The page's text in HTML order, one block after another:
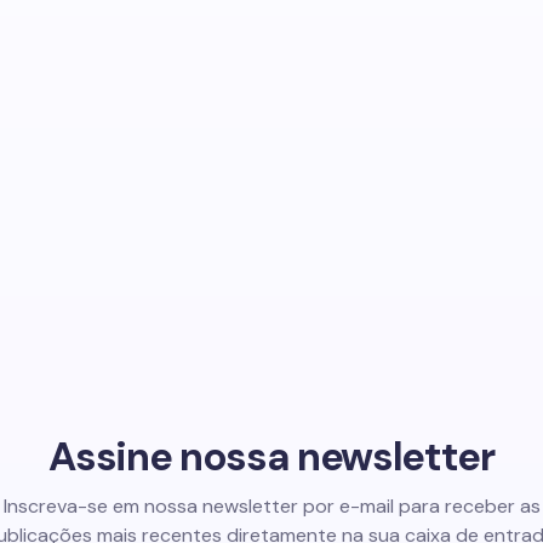
Assine nossa newsletter
Inscreva-se em nossa newsletter por e-mail para receber as
mais recentes diretamente na sua caixa de